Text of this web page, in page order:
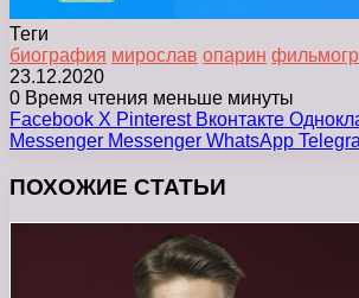
Теги
биография мирослав опарин
23.12.2020
0 Время чтения меньше минуты
Facebook X Pinterest Вконтакте
Messenger Messenger WhatsApp
ПОХОЖИЕ СТАТЬИ